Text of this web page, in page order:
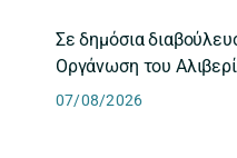
Σε δημόσια
Οργάνωση του
07/08/2026